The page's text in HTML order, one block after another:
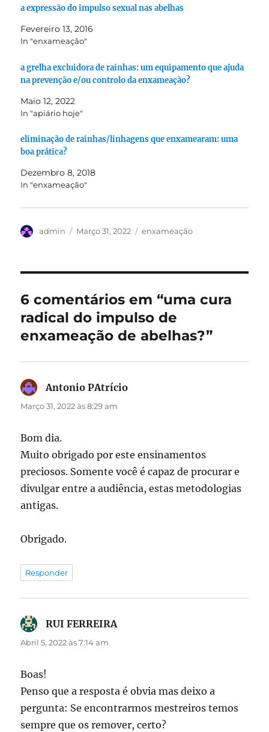
a expressão do impulso sexual nas abelhas
Fevereiro 13, 2016
In "enxameação"
a grelha excluidora de rainhas: um equipamento que ajuda
na prevenção e/ou controlo da enxameação?
Maio 12, 2022
In "apiário hoje"
eliminação de rainhas/linhagens que enxamearam: uma
boa prática?
Dezembro 8, 2018
In "enxameação"
Autor
admin
Publicado
Março 31, 2022 Categorias
enxameação
6 comentários em “uma cura
radical do impulso de
enxameação de abelhas?”
Antonio PAtrício
Março 31, 2022 às 8:29 am
Bom dia.
Muito obrigado por este ensinamentos
preciosos. Somente você é capaz de procurar e
divulgar entre a audiência, estas metodologias
antigas.
Obrigado.
Responder
RUI FERREIRAdiz:
Abril 5, 2022 às 7:14 am
Boas!
Penso que a resposta é obvia mas deixo a
pergunta: Se encontrarmos mestreiros temos
sempre que os remover, certo?